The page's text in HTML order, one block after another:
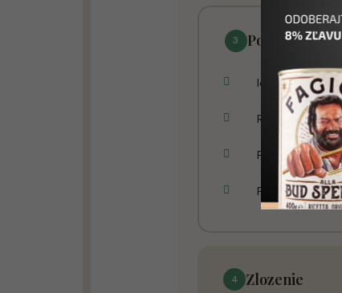
3 Pouzitie a tipy
Ideálny
Rýchla energia
Podávať
Použiť ako
4 Zlozenie